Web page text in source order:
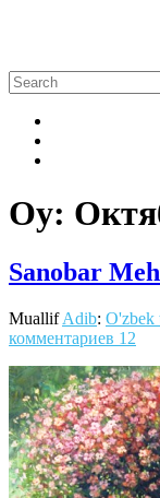
Oy:
Sanobar
MuallifAdib: O'zbek
комментариев 12